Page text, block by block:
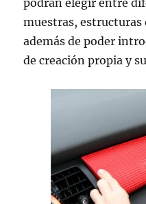
podrán elegir entre
muestras, estructuras
además de poder
de creación propia y